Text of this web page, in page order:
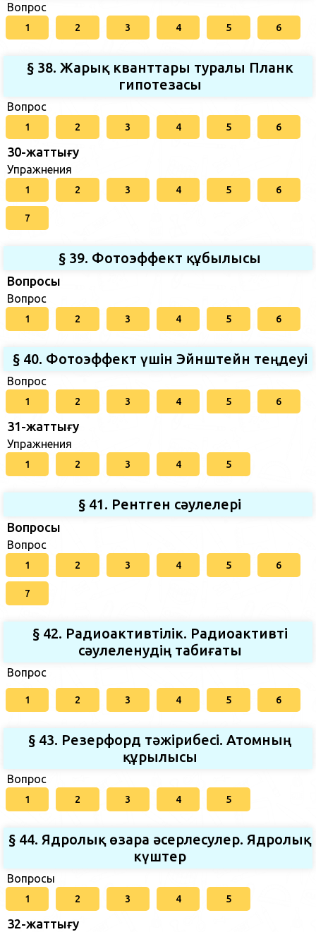
Вопрос
1 2 3 4 5 6
§ 38. Жарық кванттары туралы Планк
гипотезасы
Вопрос
1 2 3 4 5 6
30-жаттығу
Упражнения
1 2 3 4 5 6
7
§ 39. Фотоэффект құбылысы
Вопросы
Вопрос
1 2 3 4 5 6
§ 40. Фотоэффект үшін Эйнштейн теңдеуі
Вопрос
1 2 3 4 5 6
31-жаттығу
Упражнения
1 2 3 4 5
§ 41. Рентген сәулелері
Вопросы
Вопрос
1 2 3 4 5 6
7
§ 42. Радиоактивтілік. Радиоактивті
сәулеленудің табиғаты
Вопрос
1 2 3 4 5 6
§ 43. Резерфорд тәжірибесі. Атомның
құрылысы
Вопрос
1 2 3 4 5
§ 44. Ядролық өзара әсерлесулер. Ядролық
күштер
Вопросы
1 2 3 4 5
32-жаттығу